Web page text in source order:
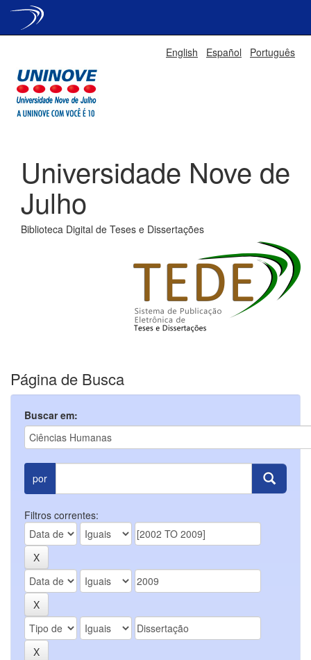
English Español Português
Universidade Nove de
Julho
Biblioteca Digital de Teses e Dissertações
Página de Busca
Buscar em:
por
Filtros correntes: